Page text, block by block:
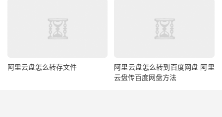
阿里云盘怎么转存文件
阿里云盘怎么转到百度网盘 阿里
云盘传百度网盘方法